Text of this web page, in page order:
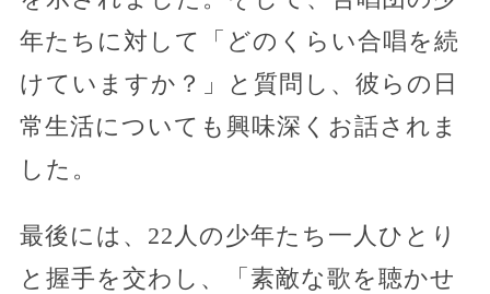
年たちに対して「どのくらい合唱を続
けていますか？」と質問し、彼らの日
常生活についても興味深くお話されま
した。
最後には、22人の少年たち一人ひとり
と握手を交わし、「素敵な歌を聴かせ